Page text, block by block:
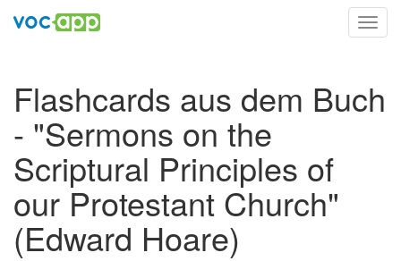
Flashcards aus dem Buch
- "Sermons on the
Scriptural Principles of
our Protestant Church"
(Edward Hoare)